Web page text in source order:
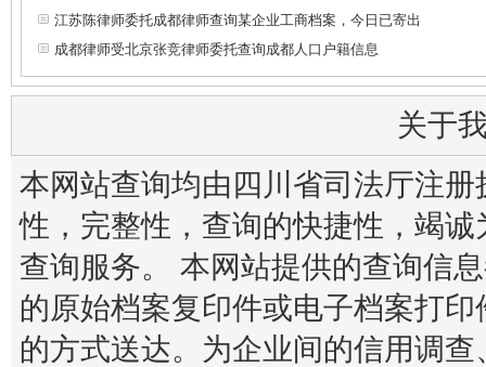
江苏陈律师委托成都律师查询某企业工商档案，今日已寄出
成都律师受北京张竞律师委托查询成都人口户籍信息
关于
本网站查询均由四川省司法厅注
性，完整性，查询的快捷性，竭
查询服务。 本网站提供的查询信
的原始档案复印件或电子档案打
的方式送达。为企业间的信用调